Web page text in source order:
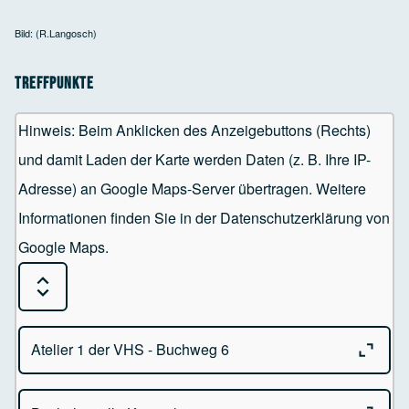
Bild: (R.Langosch)
Treffpunkte
Hinweis: Beim Anklicken des Anzeigebuttons (Rechts)
und damit Laden der Karte werden Daten (z. B. Ihre IP-
Adresse) an Google Maps-Server übertragen. Weitere
Informationen finden Sie in der Datenschutzerklärung von
Google Maps.
Expand or Collapse all sections
Atelier 1 der VHS - Buchweg 6 Close